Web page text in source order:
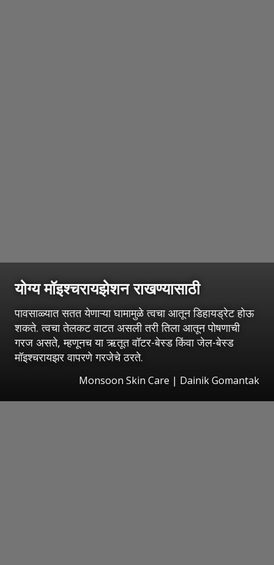
योग्य मॉइश्चरायझेशन राखण्यासाठी
पावसाळ्यात सतत येणाऱ्या घामामुळे त्वचा आतून डिहायड्रेट होऊ
शकते. त्वचा तेलकट वाटत असली तरी तिला आतून पोषणाची
गरज असते, म्हणूनच या ऋतूत वॉटर-बेस्ड किंवा जेल-बेस्ड
मॉइश्चरायझर वापरणे गरजेचे ठरते.
Monsoon Skin Care | Dainik Gomantak